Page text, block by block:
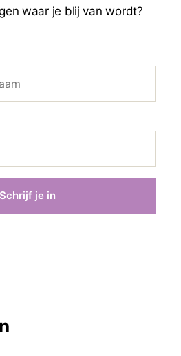
waar je blij van wordt?